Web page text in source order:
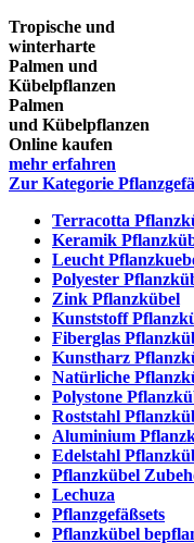
Tropische und
winterharte
Palmen und
Kübelpflanzen
Palmen
und Kübelpflanzen
Online kaufen
mehr erfahren
Zur Kategorie
Terracotta
Keramik
Leucht
Polyester
Zink Pflanzkübel
Kunststoff
Fiberglas
Kunstharz
Natürliche
Polystone
Roststahl
Aluminium
Edelstahl
Pflanzkübel
Lechuza
Pflanzgefäßsets
Pflanzkübel